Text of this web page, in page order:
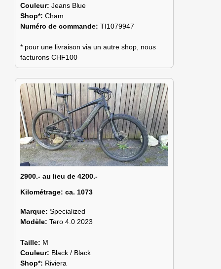
Couleur: Jeans Blue
Shop*: Cham
Numéro de commande: TI1079947
* pour une livraison via un autre shop, nous
facturons CHF100
2900.- au lieu de 4200.-
Kilométrage: ca. 1073
Marque: Specialized
Modèle: Tero 4.0 2023
Taille: M
Couleur: Black / Black
Shop*: Riviera